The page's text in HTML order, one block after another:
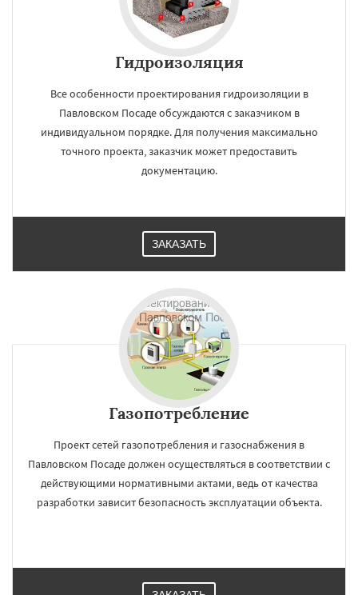
Гидроизоляция
Все особенности проектирования гидроизоляции в
Павловском Посаде обсуждаются с заказчиком в
индивидуальном порядке. Для получения максимально
точного проекта, заказчик может предоставить
документацию.
ЗАКАЗАТЬ
Газопотребление
Проект сетей газопотребления и газоснабжения в
Павловском Посаде должен осуществляться в соответствии с
действующими нормативными актами, ведь от качества
разработки зависит безопасность эксплуатации объекта.